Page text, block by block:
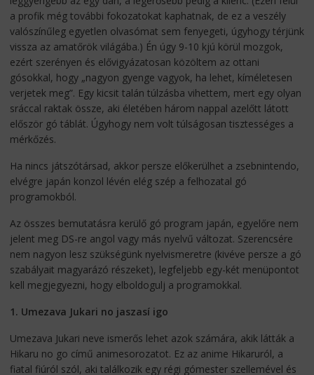
a profik még további fokozatokat kaphatnak, de ez a veszély
valószínűleg egyetlen olvasómat sem fenyegeti, úgyhogy térjünk
vissza az amatőrök világába.) Én úgy 9-10 kjú körül mozgok,
ezért szerényen és elővigyázatosan közöltem az ottani
gósokkal, hogy „nagyon gyenge vagyok, ha lehet, kíméletesen
verjetek meg”. Egy kicsit talán túlzásba vihettem, mert egy olyan
sráccal raktak össze, aki életében három nappal azelőtt látott
először gó táblát. Úgyhogy nem volt túlságosan tisztességes a
mérkőzés.
Ha nincs játszótársad, akkor persze előkerülhet a zsebnintendo,
elvégre japán konzol lévén elég szép a felhozatal gó
programokból.
Az összes bemutatásra kerülő gó program japán, egyelőre nem
jelent meg DS-re angol vagy más nyelvű változat. Szerencsére
nem nagyon lesz szükségünk nyelvismeretre (kivéve persze a gó
szabályait magyarázó részeket), legfeljebb egy-két menüpontot
kell megjegyezni, hogy elboldogulj a programokkal.
1. Umezava Jukari no jaszasí igo
Umezava Jukari neve ismerős lehet azok számára, akik látták a
Hikaru no go című animesorozatot. Ez az anime Hikaruról, a
fiatal fiúról szól, aki találkozik egy régi gómester szellemével és